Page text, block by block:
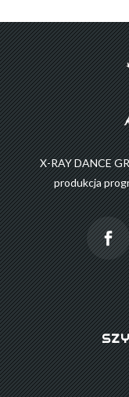
X-RAY DANCE
produkcja